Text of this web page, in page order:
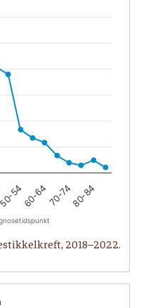
5460-6470-7480-84
2018–2022.